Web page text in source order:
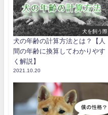
犬を飼う際
犬の年齢の計算方法とは？【人
間の年齢に換算してわかりやす
く解説】
2021.10.20